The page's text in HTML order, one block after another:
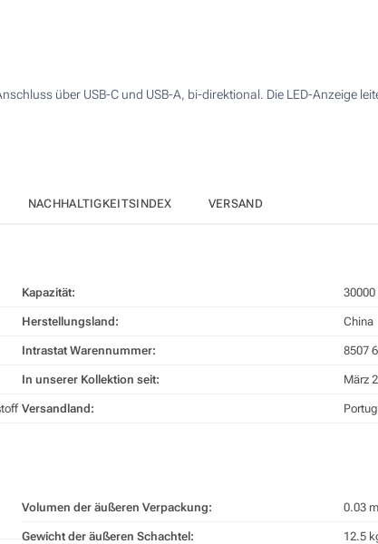
über USB-C und USB-A, bi-direktional. Die LED-Anzeige
NACHHALTIGKEITSINDEX VERSAND
Kapazität: 30000
Herstellungsland: China
Intrastat Warennummer: 8507
In unserer Kollektion seit: März
Versandland:
Volumen der äußeren Verpackung: 0.03
Gewicht der äußeren Schachtel: 12.5